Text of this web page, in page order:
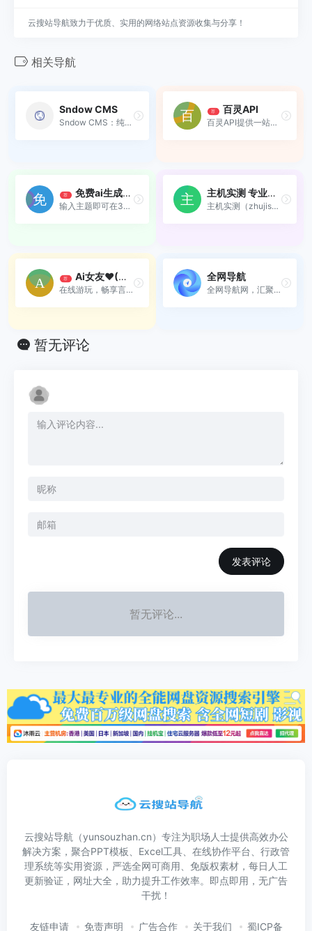
云搜站导航致力于优质、实用的网络站点资源收集与分享！
相关导航
Sndow CMS
Sndow CMS：纯原生PHP轻量级开源，无框架依赖，5分钟安装，内置RBAC、API及11种小工具。
荐 百灵API
百灵API提供一站式高质量接口、在线调试与7×24技术支持，助力开发者快速集成上线。
荐 免费ai生成PPT
输入主题即可在3分钟内生成专业级PPT
主机实测 专业云服务器测评与高性价比推荐
主机实测（zhujishice.cn）是专业的云服务器测评平台，提供阿里云、腾讯云、华为云等主流厂商的深度评测、性能对比与最新优惠，帮助个人开发者与中小企业挑选高性价比、稳定可靠的云服务器。
荐 Ai女友❤(在线游玩)
在线游玩，畅享言情自由。
全网导航
全网导航网，汇聚800+优质导...
暂无评论
发表评论
暂无评论...
云搜站导航（yunsouzhan.cn）专注为职场人士提供高效办公
解决方案，聚合PPT模板、Excel工具、在线协作平台、行政管
理系统等实用资源，严选全网可商用、免版权素材，每日人工
更新验证，网址大全，助力提升工作效率。即点即用，无广告
干扰！
友链申请 免责声明 广告合作 关于我们 蜀ICP备